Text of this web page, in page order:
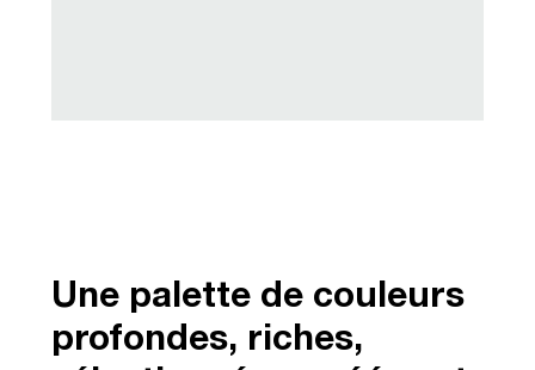
Une palette de couleurs
profondes, riches,